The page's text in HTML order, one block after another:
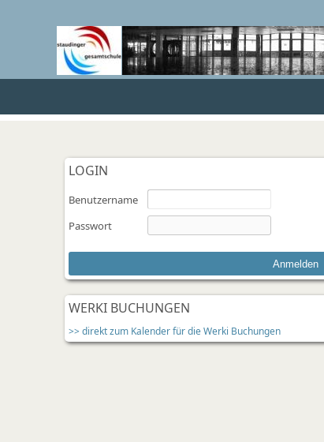
LOGIN
Benutzername
Passwort
WERKI BUCHUNGEN
>> direkt zum Kalender für die Werki Buchungen